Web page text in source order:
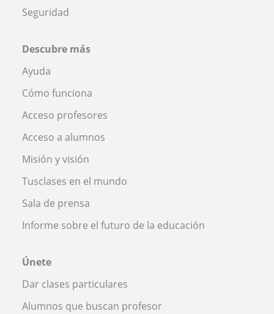
Seguridad
Descubre más
Ayuda
Cómo funciona
Acceso profesores
Acceso a alumnos
Misión y visión
Tusclases en el mundo
Sala de prensa
Informe sobre el futuro de la educación
Únete
Dar clases particulares
Alumnos que buscan profesor